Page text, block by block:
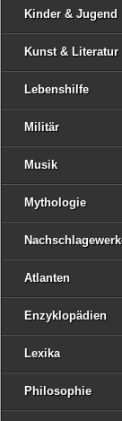
Kinder & Jugend
Kunst & Literatur
Lebenshilfe
Militär
Musik
Mythologie
Atlanten
Enzyklopädien
Lexika
Philosophie